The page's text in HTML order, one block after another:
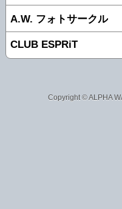
A.W. フォトサークル
CLUB ESPRiT
Copyright © ALPHA